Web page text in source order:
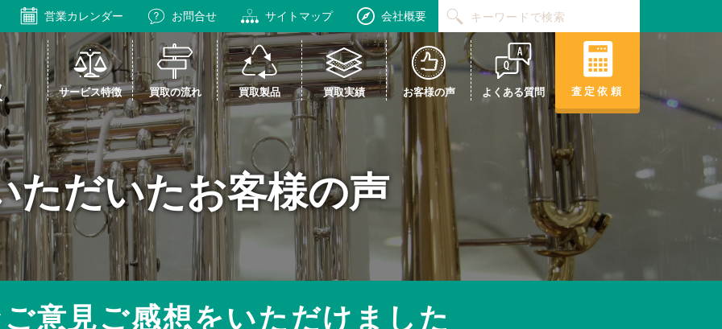
営業カレンダー お問合せ サイトマップ 会社概要
サービス特徴 買取の流れ 買取製品 買取実績 お客様の声 よくある質問 査定依頼
ただいたお客様の声
意見ご感想をいただけました